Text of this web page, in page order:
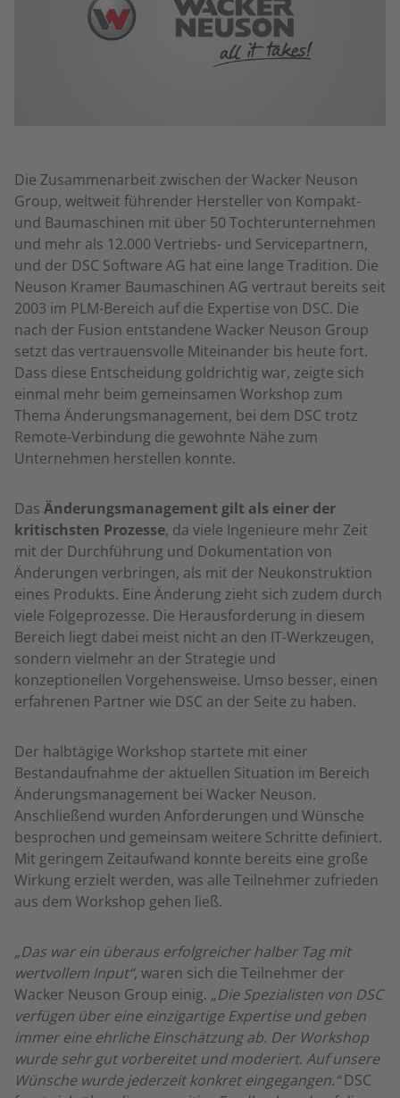
Die Zusammenarbeit zwischen der Wacker Neuson
Group, weltweit führender Hersteller von Kompakt-
und Baumaschinen mit über 50 Tochterunternehmen
und mehr als 12.000 Vertriebs- und Servicepartnern,
und der DSC Software AG hat eine lange Tradition. Die
Neuson Kramer Baumaschinen AG vertraut bereits seit
2003 im PLM-Bereich auf die Expertise von DSC. Die
nach der Fusion entstandene Wacker Neuson Group
setzt das vertrauensvolle Miteinander bis heute fort.
Dass diese Entscheidung goldrichtig war, zeigte sich
einmal mehr beim gemeinsamen Workshop zum
Thema Änderungsmanagement, bei dem DSC trotz
Remote-Verbindung die gewohnte Nähe zum
Unternehmen herstellen konnte.
Das Änderungsmanagement gilt als einer der
kritischsten Prozesse, da viele Ingenieure mehr Zeit
mit der Durchführung und Dokumentation von
Änderungen verbringen, als mit der Neukonstruktion
eines Produkts. Eine Änderung zieht sich zudem durch
viele Folgeprozesse. Die Herausforderung in diesem
Bereich liegt dabei meist nicht an den IT-Werkzeugen,
sondern vielmehr an der Strategie und
konzeptionellen Vorgehensweise. Umso besser, einen
erfahrenen Partner wie DSC an der Seite zu haben.
Der halbtägige Workshop startete mit einer
Bestandaufnahme der aktuellen Situation im Bereich
Änderungsmanagement bei Wacker Neuson.
Anschließend wurden Anforderungen und Wünsche
besprochen und gemeinsam weitere Schritte definiert.
Mit geringem Zeitaufwand konnte bereits eine große
Wirkung erzielt werden, was alle Teilnehmer zufrieden
aus dem Workshop gehen ließ.
„Das war ein überaus erfolgreicher halber Tag mit
wertvollem Input“, waren sich die Teilnehmer der
Wacker Neuson Group einig. „Die Spezialisten von DSC
verfügen über eine einzigartige Expertise und geben
immer eine ehrliche Einschätzung ab. Der Workshop
wurde sehr gut vorbereitet und moderiert. Auf unsere
Wünsche wurde jederzeit konkret eingegangen.“DSC